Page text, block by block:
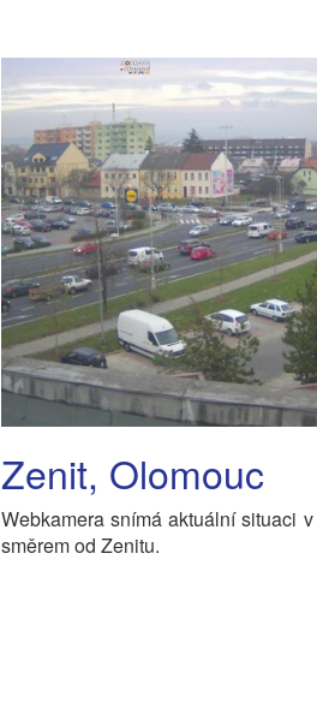
Zenit, Olomouc
Webkamera snímá aktuální situaci
směrem od Zenitu.